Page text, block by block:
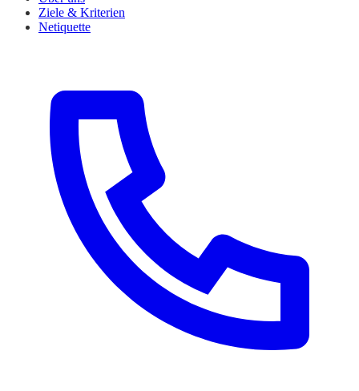
Ziele & Kriterien
Netiquette